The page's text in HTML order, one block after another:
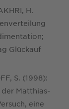
H.
Glückauf
S. (1998):
Matthias-
eine